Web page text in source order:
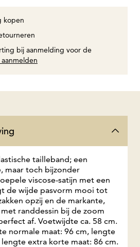
kopen
bij aanmelding voor de
tailleband; een
maar toch bijzonder
viscose-satijn met een
de wijde pasvorm mooi tot
opzij en de markante,
randdessin bij de zoom
af. Voetwijdte ca. 58 cm.
normale maat: 96 cm, lengte
extra korte maat: 86 cm.